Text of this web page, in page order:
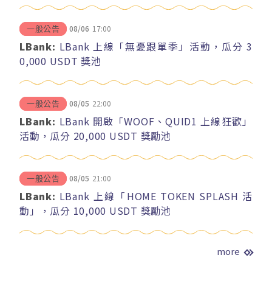
一般公告 08/06 17:00
LBank: LBank 上線「無憂跟單季」活動，瓜分 3
0,000 USDT 獎池
一般公告 08/05 22:00
LBank: LBank 開啟「WOOF、QUID1 上線狂歡」
活動，瓜分 20,000 USDT 獎勵池
一般公告 08/05 21:00
LBank: LBank 上線「HOME TOKEN SPLASH 活
動」，瓜分 10,000 USDT 獎勵池
more